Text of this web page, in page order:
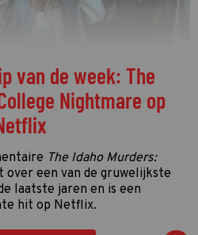
van de week: The
Nightmare op
The Idaho Murders:
over een van de gruwelijkste
laatste jaren en is een
hit op Netflix.